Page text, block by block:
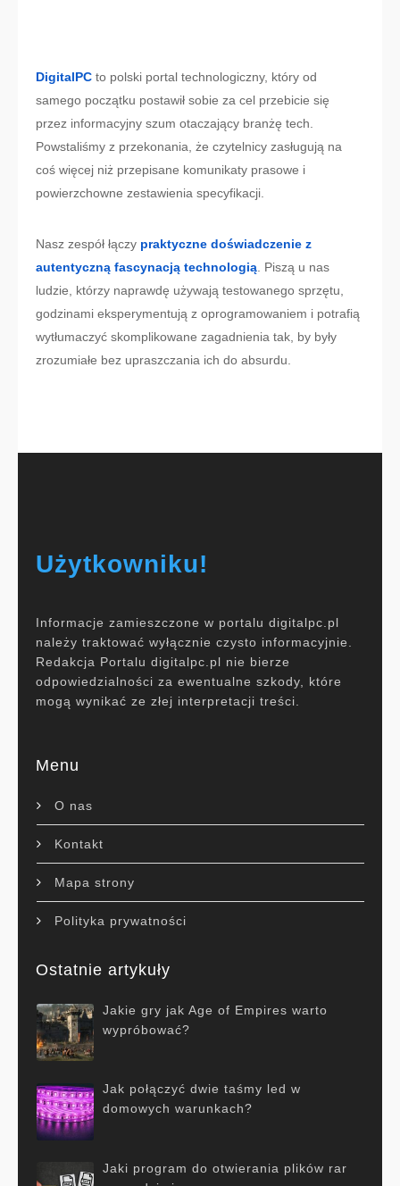
DigitalPC to polski portal technologiczny, który od
samego początku postawił sobie za cel przebicie się
przez informacyjny szum otaczający branżę tech.
Powstaliśmy z przekonania, że czytelnicy zasługują na
coś więcej niż przepisane komunikaty prasowe i
powierzchowne zestawienia specyfikacji.
Nasz zespół łączy praktyczne doświadczenie z
autentyczną fascynacją technologią. Piszą u nas
ludzie, którzy naprawdę używają testowanego sprzętu,
godzinami eksperymentują z oprogramowaniem i potrafią
wytłumaczyć skomplikowane zagadnienia tak, by były
zrozumiałe bez upraszczania ich do absurdu.
Użytkowniku!
Informacje zamieszczone w portalu digitalpc.pl
należy traktować wyłącznie czysto informacyjnie.
Redakcja Portalu digitalpc.pl nie bierze
odpowiedzialności za ewentualne szkody, które
mogą wynikać ze złej interpretacji treści.
Menu
O nas
Kontakt
Mapa strony
Polityka prywatności
Ostatnie artykuły
Jakie gry jak Age of Empires warto
wypróbować?
Jak połączyć dwie taśmy led w
domowych warunkach?
Jaki program do otwierania plików rar